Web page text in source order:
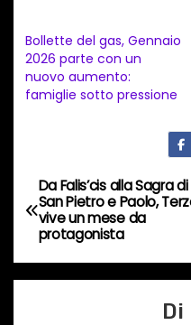
t
o
i
o
r
s
…
Bollette del gas, Gennaio
2026 parte con un
nuovo aumento:
famiglie sotto pressione
N
a
v
Da Falis’cis alla Sagra di
San Pietro e Paolo,
vive un mese da
protagonista
Di